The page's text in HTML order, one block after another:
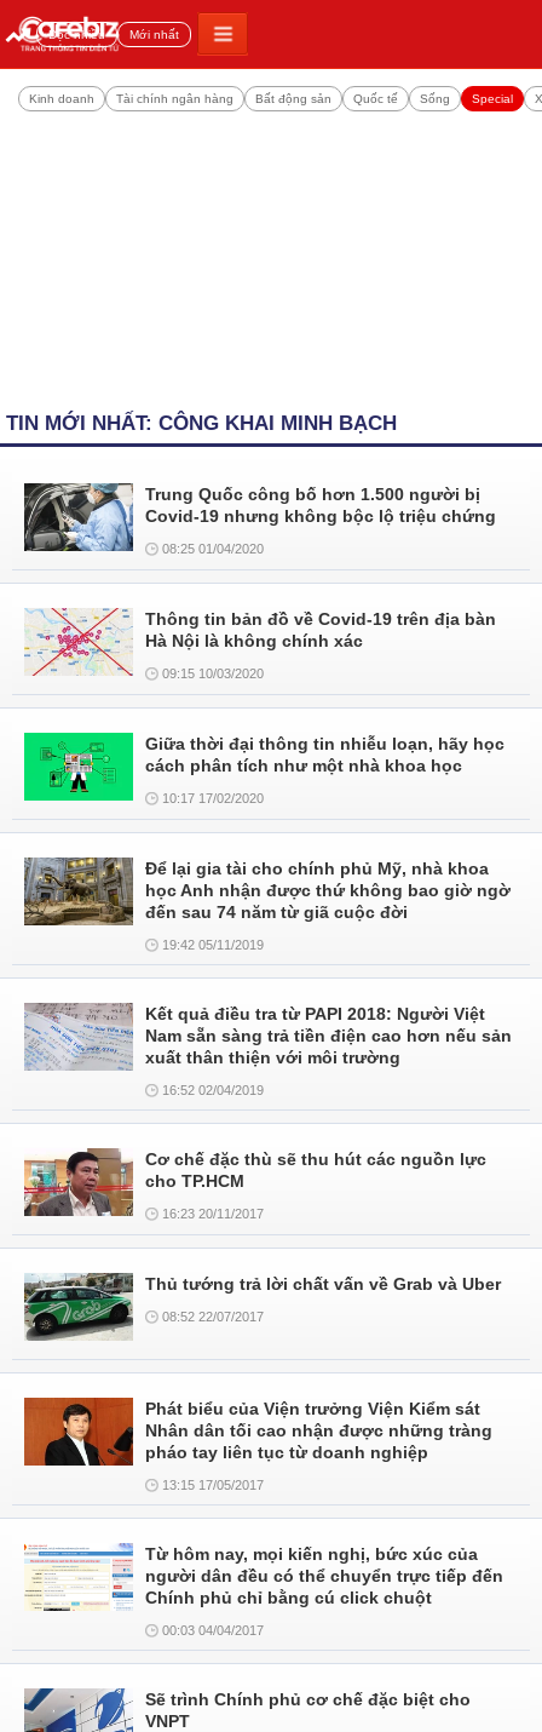
Đọc nhiều Mới nhất
Kinh doanh Tài chính ngân hàng Bất động sản Quốc tế Sống Special
TIN MỚI NHẤT: CÔNG KHAI MINH BẠCH
Trung Quốc công bố hơn 1.500 người bị
Covid-19 nhưng không bộc lộ triệu chứng
08:25 01/04/2020
Thông tin bản đồ về Covid-19 trên địa bàn
Hà Nội là không chính xác
09:15 10/03/2020
Giữa thời đại thông tin nhiễu loạn, hãy học
cách phân tích như một nhà khoa học
10:17 17/02/2020
Để lại gia tài cho chính phủ Mỹ, nhà khoa
học Anh nhận được thứ không bao giờ ngờ
đến sau 74 năm từ giã cuộc đời
19:42 05/11/2019
Kết quả điều tra từ PAPI 2018: Người Việt
Nam sẵn sàng trả tiền điện cao hơn nếu sản
xuất thân thiện với môi trường
16:52 02/04/2019
Cơ chế đặc thù sẽ thu hút các nguồn lực
cho TP.HCM
16:23 20/11/2017
Thủ tướng trả lời chất vấn về Grab và Uber
08:52 22/07/2017
Phát biểu của Viện trưởng Viện Kiểm sát
Nhân dân tối cao nhận được những tràng
pháo tay liên tục từ doanh nghiệp
13:15 17/05/2017
Từ hôm nay, mọi kiến nghị, bức xúc của
người dân đều có thể chuyển trực tiếp đến
Chính phủ chỉ bằng cú click chuột
00:03 04/04/2017
Sẽ trình Chính phủ cơ chế đặc biệt cho
VNPT